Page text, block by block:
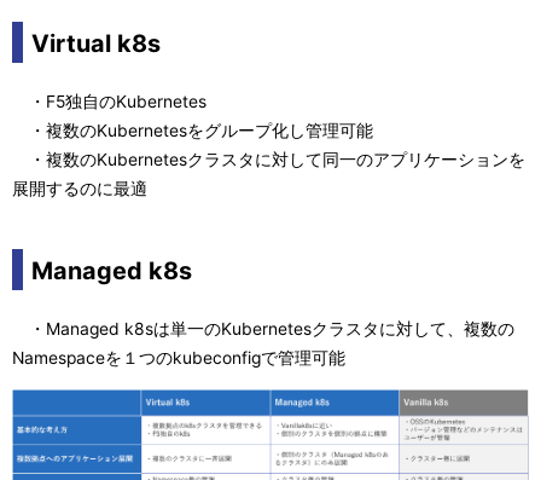
Virtual k8s
・F5独自のKubernetes
・複数のKubernetesをグループ化し管理可能
・複数のKubernetesクラスタに対して同一のアプリケーションを
展開するのに最適
Managed k8s
・Managed k8sは単一のKubernetesクラスタに対して、複数の
Namespaceを１つのkubeconfigで管理可能